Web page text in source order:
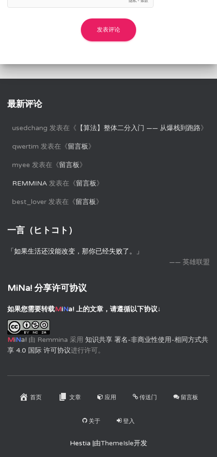
最新评论
usedchang 发表在《 【算法】整体二分入门 —— 从爆栈到跑路》
qwertim 发表在《留言板》
myee 发表在《留言板》
REMMINA 发表在《留言板》
best_lover 发表在《留言板》
一言（ヒトコト）
「如果生活还没能改变，那你已经失败了。」
—— 英雄联盟
MiNa! 分享许可协议
如果您需要转载MiNa! 上的文章，请遵循以下协议↓
MiNa! 由 Remmina 采用 知识共享 署名-非商业性使用-相同方式共
享 4.0 国际 许可协议进行许可。
首页 文章 应用 传送门 留言板
关于 登入
Hestia |由ThemeIsle开发